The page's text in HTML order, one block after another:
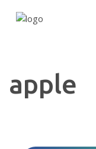
apple